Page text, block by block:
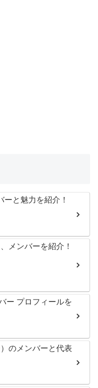
ーと魅力を紹介！
メンバーを紹介！
ー プロフィールを
のメンバーと代表